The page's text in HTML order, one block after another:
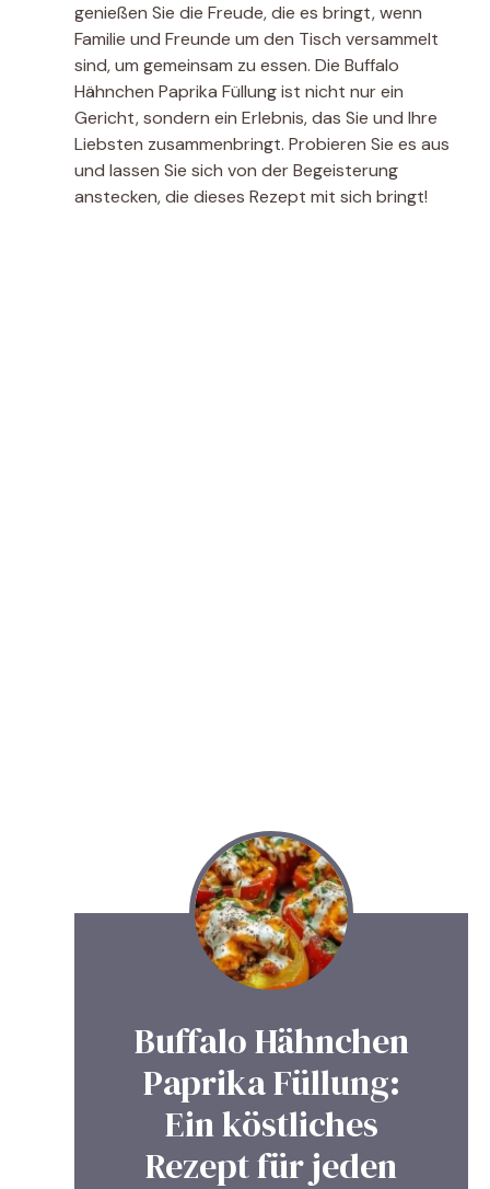
genießen Sie die Freude, die es bringt, wenn
Familie und Freunde um den Tisch versammelt
sind, um gemeinsam zu essen. Die Buffalo
Hähnchen Paprika Füllung ist nicht nur ein
Gericht, sondern ein Erlebnis, das Sie und Ihre
Liebsten zusammenbringt. Probieren Sie es aus
und lassen Sie sich von der Begeisterung
anstecken, die dieses Rezept mit sich bringt!
Buffalo Hähnchen
Paprika Füllung:
Ein köstliches
Rezept für jeden